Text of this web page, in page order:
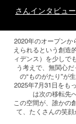
さんインタビュ
2020年のオープンか
えられるという創造
ィデンス）を少しで
う考えで、無関心
の“ものがたり”が
2025年7月31日をも
は次の移転先
この空間が、誰かの
て、たくさんの笑